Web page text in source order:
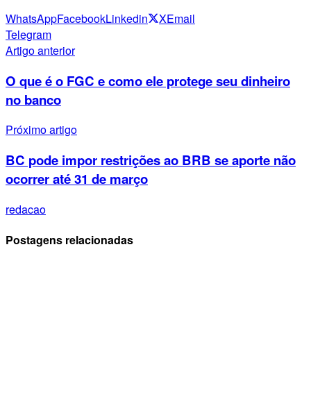
WhatsAppFacebookLinkedin XEmail
Telegram
Artigo anterior
O que é o FGC e como ele protege seu dinheiro
no banco
Próximo artigo
BC pode impor restrições ao BRB se aporte não
ocorrer até 31 de março
redacao
Postagens relacionadas